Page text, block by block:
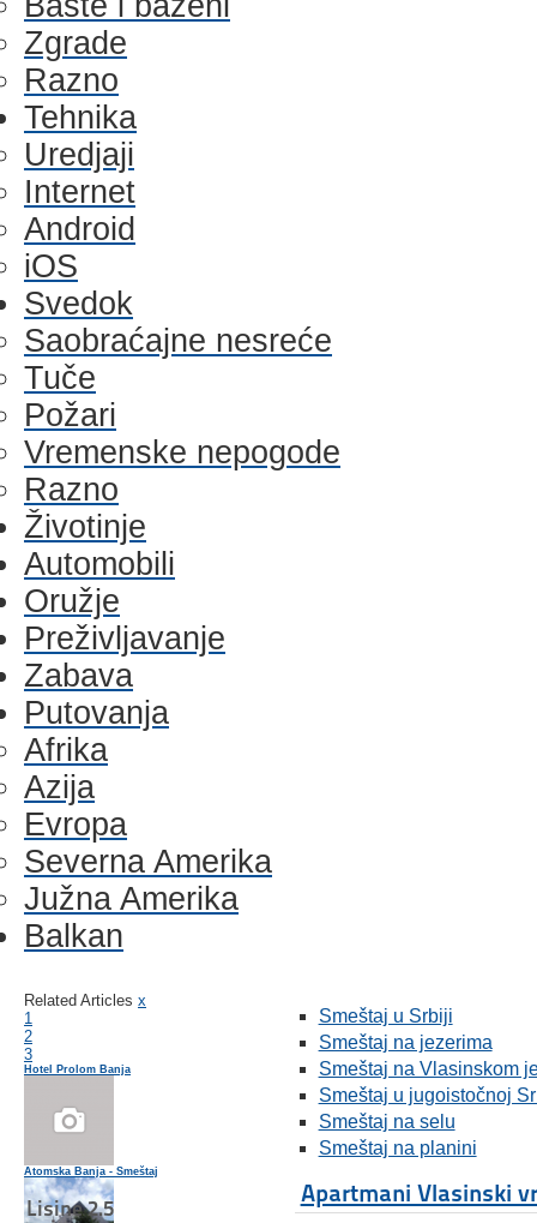
Zgrade
Razno
Tehnika
Uredjaji
Internet
Android
iOS
Svedok
Saobraćajne nesreće
Tuče
Požari
Vremenske nepogode
Razno
Životinje
Automobili
Oružje
Preživljavanje
Zabava
Putovanja
Afrika
Azija
Evropa
Severna Amerika
Južna Amerika
Balkan
Related Articles x
1
2
3
Hotel Prolom Banja
Atomska Banja - Smeštaj
Lisine 2.5
Smeštaj u Srbiji
Smeštaj na jezerima
Smeštaj na Vlasinskom
Smeštaj u jugoistočnoj
Smeštaj na selu
Smeštaj na planini
Apartmani Vlasinski